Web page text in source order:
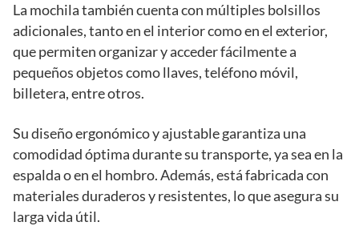
La mochila también cuenta con múltiples bolsillos
adicionales, tanto en el interior como en el exterior,
que permiten organizar y acceder fácilmente a
pequeños objetos como llaves, teléfono móvil,
billetera, entre otros.
Su diseño ergonómico y ajustable garantiza una
comodidad óptima durante su transporte, ya sea en la
espalda o en el hombro. Además, está fabricada con
materiales duraderos y resistentes, lo que asegura su
larga vida útil.